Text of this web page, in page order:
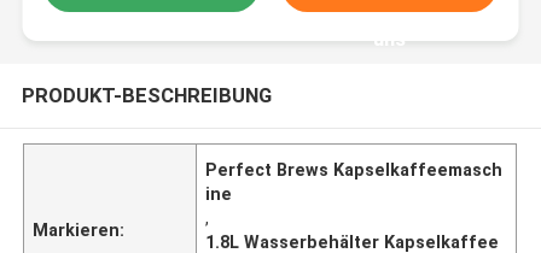
uns
PRODUKT-BESCHREIBUNG
Markieren:
Perfect Brews Kapselkaffeemasch
ine
,
1.8L Wasserbehälter Kapselkaffee